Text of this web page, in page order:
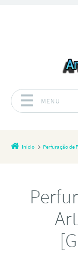
MENU
Início Perfuração de